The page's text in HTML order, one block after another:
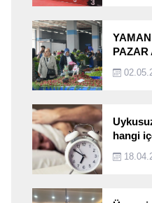
PAZAR
hangi